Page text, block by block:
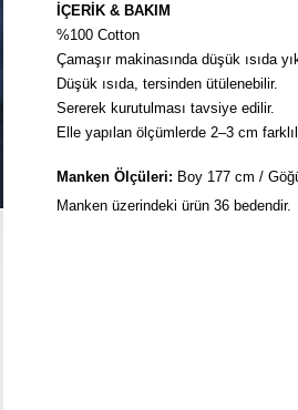
İÇERİK & BAKIM
%100 Cotton
Çamaşır makinasında düşük ısıda
Düşük ısıda, tersinden ütülenebilir.
Sererek kurutulması tavsiye edilir.
Elle yapılan ölçümlerde 2–3 cm
Manken Ölçüleri: Boy 177 cm /
Manken üzerindeki ürün 36 bedendir.